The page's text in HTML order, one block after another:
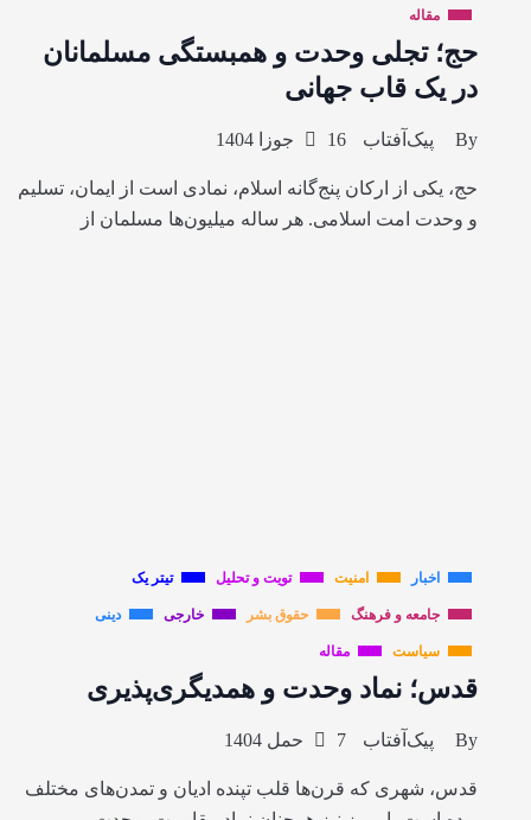
مقاله
حج؛ تجلی وحدت و همبستگی مسلمانان
در یک قاب جهانی
By پیک‌آفتاب 16 جوزا 1404
حج، یکی از ارکان پنج‌گانه اسلام، نمادی است از ایمان، تسلیم
و وحدت امت اسلامی. هر ساله میلیون‌ها مسلمان از
اخبار امنیت تویت و تحلیل تیتر یک
جامعه و فرهنگ حقوق بشر خارجی دینی
سیاست مقاله
قدس؛ نماد وحدت و همدیگری‌پذیری
By پیک‌آفتاب 7 حمل 1404
قدس، شهری که قرن‌ها قلب تپنده ادیان و تمدن‌های مختلف